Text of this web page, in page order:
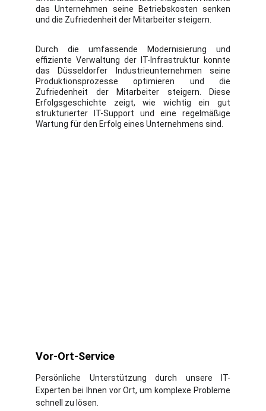
das Unternehmen seine Betriebskosten senken
und die Zufriedenheit der Mitarbeiter steigern.
Durch die umfassende Modernisierung und
effiziente Verwaltung der IT-Infrastruktur konnte
das Düsseldorfer Industrieunternehmen seine
Produktionsprozesse optimieren und die
Zufriedenheit der Mitarbeiter steigern. Diese
Erfolgsgeschichte zeigt, wie wichtig ein gut
strukturierter IT-Support und eine regelmäßige
Wartung für den Erfolg eines Unternehmens sind.
Vor-Ort-Service
Persönliche Unterstützung durch unsere IT-
Experten bei Ihnen vor Ort, um komplexe Probleme
schnell zu lösen.